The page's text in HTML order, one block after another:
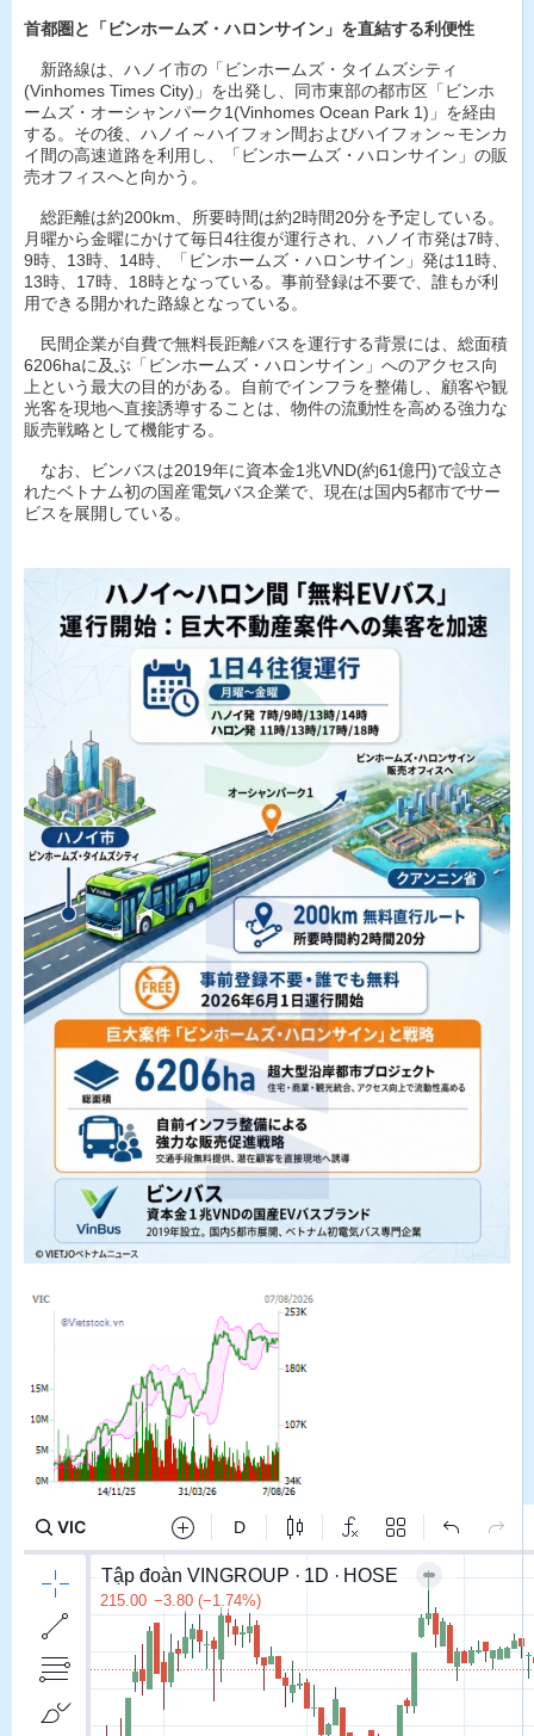
首都圏と「ビンホームズ・ハロンサイン」を直結する利便性
新路線は、ハノイ市の「ビンホームズ・タイムズシティ
(Vinhomes Times City)」を出発し、同市東部の都市区「ビンホ
ームズ・オーシャンパーク1(Vinhomes Ocean Park 1)」を経由
する。その後、ハノイ～ハイフォン間およびハイフォン～モンカ
イ間の高速道路を利用し、「ビンホームズ・ハロンサイン」の販
売オフィスへと向かう。
総距離は約200km、所要時間は約2時間20分を予定している。
月曜から金曜にかけて毎日4往復が運行され、ハノイ市発は7時、
9時、13時、14時、「ビンホームズ・ハロンサイン」発は11時、
13時、17時、18時となっている。事前登録は不要で、誰もが利
用できる開かれた路線となっている。
民間企業が自費で無料長距離バスを運行する背景には、総面積
6206haに及ぶ「ビンホームズ・ハロンサイン」へのアクセス向
上という最大の目的がある。自前でインフラを整備し、顧客や観
光客を現地へ直接誘導することは、物件の流動性を高める強力な
販売戦略として機能する。
なお、ビンバスは2019年に資本金1兆VND(約61億円)で設立さ
れたベトナム初の国産電気バス企業で、現在は国内5都市でサー
ビスを展開している。